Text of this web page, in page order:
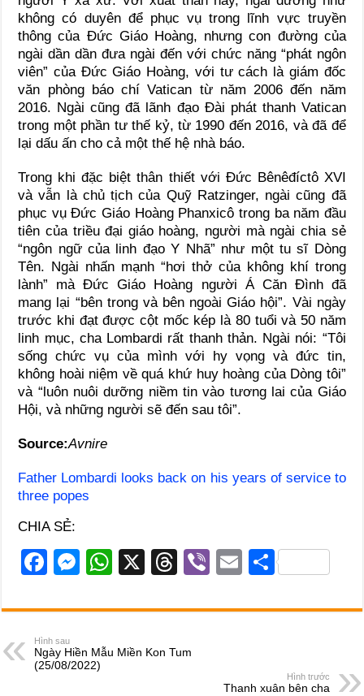
không có duyên để phục vụ trong lĩnh vực truyền
thông của Đức Giáo Hoàng, nhưng con đường của
ngài dần dần đưa ngài đến với chức năng “phát ngôn
viên” của Đức Giáo Hoàng, với tư cách là giám đốc
văn phòng báo chí Vatican từ năm 2006 đến năm
2016. Ngài cũng đã lãnh đạo Đài phát thanh Vatican
trong một phần tư thế kỷ, từ 1990 đến 2016, và đã để
lại dấu ấn cho cả một thế hệ nhà báo.
Trong khi đặc biệt thân thiết với Đức Bênêđíctô XVI
và vẫn là chủ tịch của Quỹ Ratzinger, ngài cũng đã
phục vụ Đức Giáo Hoàng Phanxicô trong ba năm đầu
tiên của triều đại giáo hoàng, người mà ngài chia sẻ
“ngôn ngữ của linh đạo Y Nhã” như một tu sĩ Dòng
Tên. Ngài nhấn mạnh “hơi thở của không khí trong
lành” mà Đức Giáo Hoàng người Á Căn Đình đã
mang lại “bên trong và bên ngoài Giáo hội”. Vài ngày
trước khi đạt được cột mốc kép là 80 tuổi và 50 năm
linh mục, cha Lombardi rất thanh thản. Ngài nói: “Tôi
sống chức vụ của mình với hy vọng và đức tin,
không hoài niệm về quá khứ huy hoàng của Dòng tôi”
và “luôn nuôi dưỡng niềm tin vào tương lai của Giáo
Hội, và những người sẽ đến sau tôi”.
Source:Avnire
Father Lombardi looks back on his years of service to
three popes
CHIA SẺ:
F
c
e
b
M
ss
n
W
at
A
X
T
e
d
Vi
er
E
ail
S
ar
Hình sau
Ngày Hiền Mẫu Miền Kon Tum
(25/08/2022)
Hình trước
Thanh xuân bên cha